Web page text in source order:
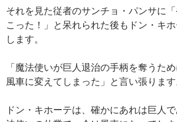
それを見た従者のサンチョ・パンサに
こった！」と呆れられた後もドン・キ
します。
「魔法使いが巨人退治の手柄を奪うた
風車に変えてしまった」と言い張ります
ドン・キホーテは、確かにあれは巨人